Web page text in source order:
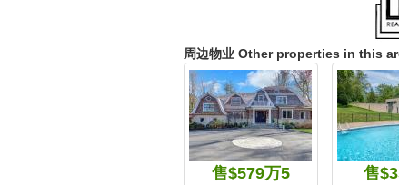
周边物业 Other properties in this
售$579万5 售